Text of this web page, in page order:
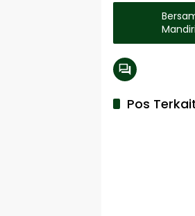
Mandiri
Pos